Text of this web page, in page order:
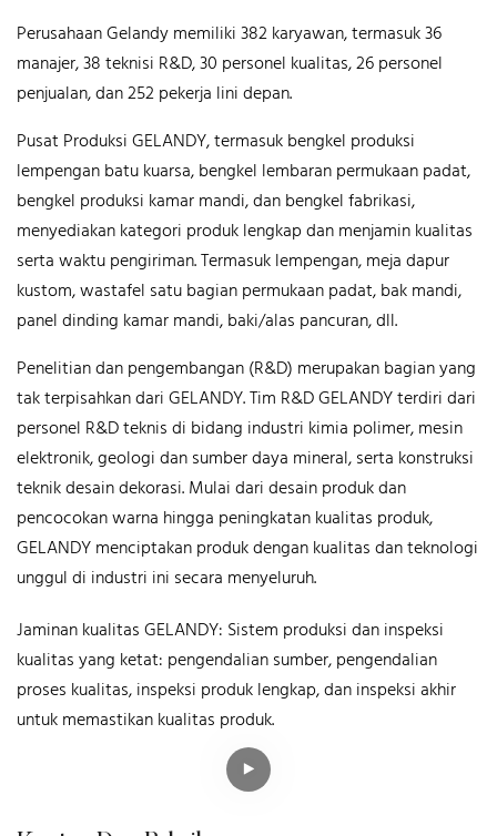
Perusahaan Gelandy memiliki 382 karyawan, termasuk 36
manajer, 38 teknisi R&D, 30 personel kualitas, 26 personel
penjualan, dan 252 pekerja lini depan.
Pusat Produksi GELANDY, termasuk bengkel produksi
lempengan batu kuarsa, bengkel lembaran permukaan padat,
bengkel produksi kamar mandi, dan bengkel fabrikasi,
menyediakan kategori produk lengkap dan menjamin kualitas
serta waktu pengiriman. Termasuk lempengan, meja dapur
kustom, wastafel satu bagian permukaan padat, bak mandi,
panel dinding kamar mandi, baki/alas pancuran, dll.
Penelitian dan pengembangan (R&D) merupakan bagian yang
tak terpisahkan dari GELANDY. Tim R&D GELANDY terdiri dari
personel R&D teknis di bidang industri kimia polimer, mesin
elektronik, geologi dan sumber daya mineral, serta konstruksi
teknik desain dekorasi. Mulai dari desain produk dan
pencocokan warna hingga peningkatan kualitas produk,
GELANDY menciptakan produk dengan kualitas dan teknologi
unggul di industri ini secara menyeluruh.
Jaminan kualitas GELANDY: Sistem produksi dan inspeksi
kualitas yang ketat: pengendalian sumber, pengendalian
proses kualitas, inspeksi produk lengkap, dan inspeksi akhir
untuk memastikan kualitas produk.